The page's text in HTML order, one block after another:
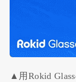
▲用Rokid